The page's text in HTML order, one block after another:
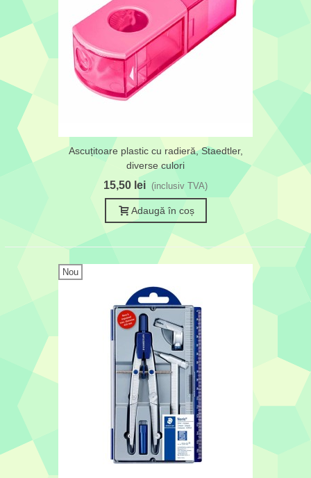
Ascuțitoare plastic cu radieră, Staedtler,
diverse culori
15,50 lei (inclusiv TVA)
Adaugă în coș
Nou